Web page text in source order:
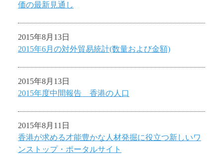
価の最新見通し
2015年8月13日
2015年6月の対外貿易統計(数量および金額)
2015年8月13日
2015年度中間報告 香港の人口
2015年8月11日
香港が求める才能豊かな人材発掘に役立つ新しいワ
ンストップ・ポータルサイト